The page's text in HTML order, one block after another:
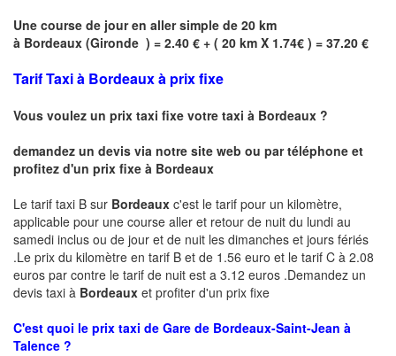
Une course de jour en aller simple de 20 km
à Bordeaux (Gironde ) = 2.40 € + ( 20 km X 1.74€ ) = 37.20 €
Tarif Taxi à Bordeaux à prix fixe
Vous voulez un prix taxi fixe votre taxi à Bordeaux ?
demandez un devis via notre site web ou par téléphone et
profitez d'un prix fixe à Bordeaux
Le tarif taxi B sur Bordeaux c'est le tarif pour un kilomètre,
applicable pour une course aller et retour de nuit du lundi au
samedi inclus ou de jour et de nuit les dimanches et jours fériés
.Le prix du kilomètre en tarif B et de 1.56 euro et le tarif C à 2.08
euros par contre le tarif de nuit est a 3.12 euros .Demandez un
devis taxi à Bordeaux et profiter d'un prix fixe
C'est quoi le prix taxi de Gare de Bordeaux-Saint-Jean à
Talence ?